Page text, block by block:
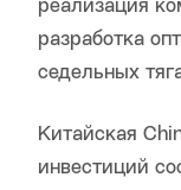
реализация
разработка
седельных
Китайская
инвестиций